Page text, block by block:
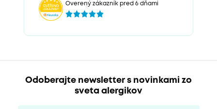
Overený zákazník pred 6 dňami
Odoberajte newsletter s novinkami zo
sveta alergikov